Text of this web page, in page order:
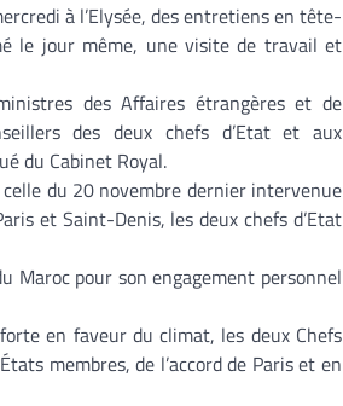
à l’Elysée, des entretiens en tête-
le jour même, une visite de travail et
des Affaires étrangères et de
des deux chefs d’Etat et aux
du Cabinet Royal.
du 20 novembre dernier intervenue
et Saint-Denis, les deux chefs d’Etat
Maroc pour son engagement personnel
en faveur du climat, les deux Chefs
membres, de l’accord de Paris et en